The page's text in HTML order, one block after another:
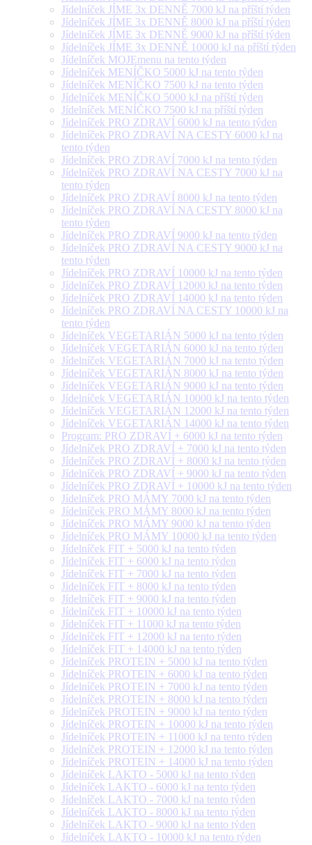
Jídelníček JÍME 3x DENNĚ 7000 kJ na příští týden
Jídelníček JÍME 3x DENNĚ 8000 kJ na příští týden
Jídelníček JÍME 3x DENNĚ 9000 kJ na příští týden
Jídelníček JÍME 3x DENNĚ 10000 kJ na příští týden
Jídelníček MOJEmenu na tento týden
Jídelníček MENÍČKO 5000 kJ na tento týden
Jídelníček MENÍČKO 7500 kJ na tento týden
Jídelníček MENÍČKO 5000 kJ na příští týden
Jídelníček MENÍČKO 7500 kJ na příští týden
Jídelníček PRO ZDRAVÍ 6000 kJ na tento týden
Jídelníček PRO ZDRAVÍ NA CESTY 6000 kJ na
tento týden
Jídelníček PRO ZDRAVÍ 7000 kJ na tento týden
Jídelníček PRO ZDRAVÍ NA CESTY 7000 kJ na
tento týden
Jídelníček PRO ZDRAVÍ 8000 kJ na tento týden
Jídelníček PRO ZDRAVÍ NA CESTY 8000 kJ na
tento týden
Jídelníček PRO ZDRAVÍ 9000 kJ na tento týden
Jídelníček PRO ZDRAVÍ NA CESTY 9000 kJ na
tento týden
Jídelníček PRO ZDRAVÍ 10000 kJ na tento týden
Jídelníček PRO ZDRAVÍ 12000 kJ na tento týden
Jídelníček PRO ZDRAVÍ 14000 kJ na tento týden
Jídelníček PRO ZDRAVÍ NA CESTY 10000 kJ na
tento týden
Jídelníček VEGETARIÁN 5000 kJ na tento týden
Jídelníček VEGETARIÁN 6000 kJ na tento týden
Jídelníček VEGETARIÁN 7000 kJ na tento týden
Jídelníček VEGETARIÁN 8000 kJ na tento týden
Jídelníček VEGETARIÁN 9000 kJ na tento týden
Jídelníček VEGETARIÁN 10000 kJ na tento týden
Jídelníček VEGETARIÁN 12000 kJ na tento týden
Jídelníček VEGETARIÁN 14000 kJ na tento týden
Program: PRO ZDRAVÍ + 6000 kJ na tento týden
Jídelníček PRO ZDRAVÍ + 7000 kJ na tento týden
Jídelníček PRO ZDRAVÍ + 8000 kJ na tento týden
Jídelníček PRO ZDRAVÍ + 9000 kJ na tento týden
Jídelníček PRO ZDRAVÍ + 10000 kJ na tento týden
Jídelníček PRO MÁMY 7000 kJ na tento týden
Jídelníček PRO MÁMY 8000 kJ na tento týden
Jídelníček PRO MÁMY 9000 kJ na tento týden
Jídelníček PRO MÁMY 10000 kJ na tento týden
Jídelníček FIT + 5000 kJ na tento týden
Jídelníček FIT + 6000 kJ na tento týden
Jídelníček FIT + 7000 kJ na tento týden
Jídelníček FIT + 8000 kJ na tento týden
Jídelníček FIT + 9000 kJ na tento týden
Jídelníček FIT + 10000 kJ na tento týden
Jídelníček FIT + 11000 kJ na tento týden
Jídelníček FIT + 12000 kJ na tento týden
Jídelníček FIT + 14000 kJ na tento týden
Jídelníček PROTEIN + 5000 kJ na tento týden
Jídelníček PROTEIN + 6000 kJ na tento týden
Jídelníček PROTEIN + 7000 kJ na tento týden
Jídelníček PROTEIN + 8000 kJ na tento týden
Jídelníček PROTEIN + 9000 kJ na tento týden
Jídelníček PROTEIN + 10000 kJ na tento týden
Jídelníček PROTEIN + 11000 kJ na tento týden
Jídelníček PROTEIN + 12000 kJ na tento týden
Jídelníček PROTEIN + 14000 kJ na tento týden
Jídelníček LAKTO - 5000 kJ na tento týden
Jídelníček LAKTO - 6000 kJ na tento týden
Jídelníček LAKTO - 7000 kJ na tento týden
Jídelníček LAKTO - 8000 kJ na tento týden
Jídelníček LAKTO - 9000 kJ na tento týden
Jídelníček LAKTO - 10000 kJ na tento týden